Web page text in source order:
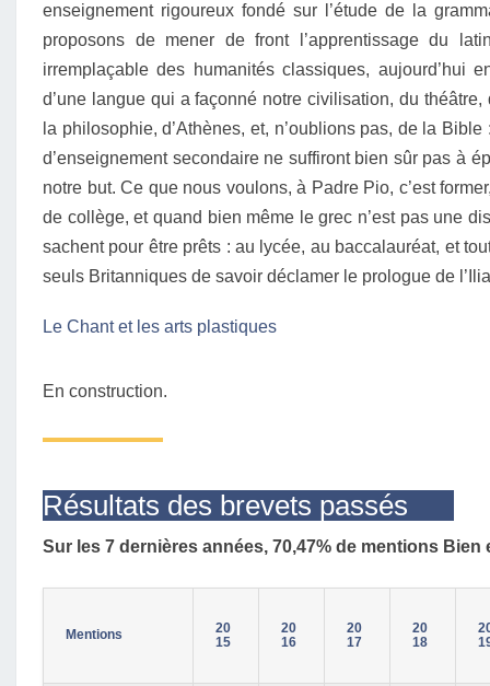
enseignement rigoureux fondé sur l’étude de la
proposons de mener de front l’apprentissage du
irremplaçable des humanités classiques, aujourd’hui
d’une langue qui a façonné notre civilisation, du
la philosophie, d’Athènes, et, n’oublions pas, de la
d’enseignement secondaire ne suffiront bien sûr pas à
notre but. Ce que nous voulons, à Padre Pio, c’est
de collège, et quand bien même le grec n’est pas une
sachent pour être prêts : au lycée, au baccalauréat, et
seuls Britanniques de savoir déclamer le prologue de
Le Chant et les arts plastiques
En construction.
Résultats des brevets passés
Sur les 7 dernières années, 70,47% de mentions Bien
Mentions
20
15
20
16
20
17
20
18